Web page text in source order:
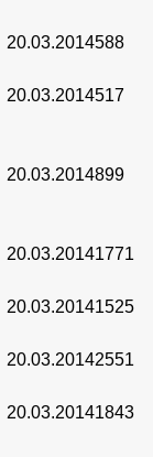
20.03.2014588
20.03.2014517
20.03.2014899
20.03.20141771
20.03.20141525
20.03.20142551
20.03.20141843